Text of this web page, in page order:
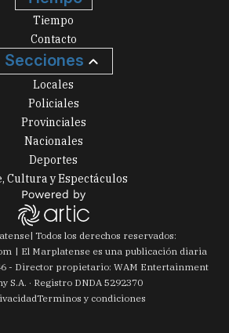
Tiempo
Contacto
Secciones
Locales
Policiales
Provinciales
Nacionales
Deportes
Cultura y Espectáculos
| Todos los derechos reservados:
El Marplatense es una publicación diaria
- Director propietario: WAM Entertainment
S.A. · Registro DNDA 5292370
Terminos y condiciones